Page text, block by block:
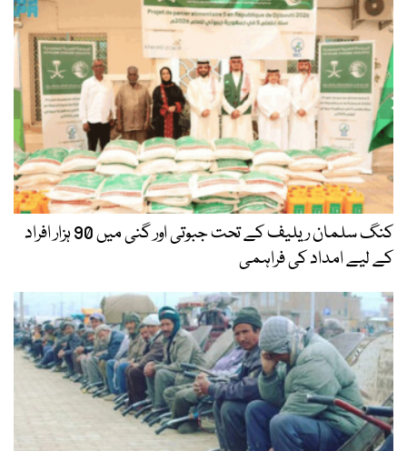
کنگ سلمان ریلیف کے تحت جبوتی اور گنی میں 90 ہزار افراد
کے لیے امداد کی فراہمی